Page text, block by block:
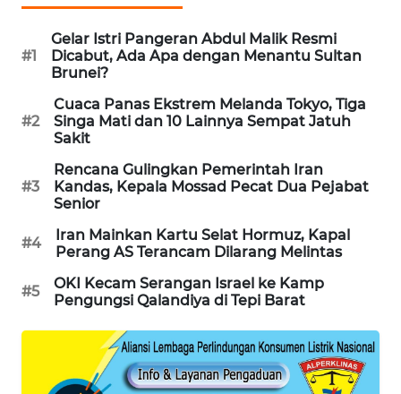
#1
Gelar Istri Pangeran Abdul Malik Resmi
Dicabut, Ada Apa dengan Menantu Sultan
Brunei?
#2
Cuaca Panas Ekstrem Melanda Tokyo, Tiga
Singa Mati dan 10 Lainnya Sempat Jatuh
Sakit
#3
Rencana Gulingkan Pemerintah Iran
Kandas, Kepala Mossad Pecat Dua Pejabat
Senior
#4
Iran Mainkan Kartu Selat Hormuz, Kapal
Perang AS Terancam Dilarang Melintas
#5
OKI Kecam Serangan Israel ke Kamp
Pengungsi Qalandiya di Tepi Barat
LAPAK
WAHANA
Network
KONSUMEN
LISTRIK
MASYARAKAT
KELISTRIKAN
WALINKI
ID